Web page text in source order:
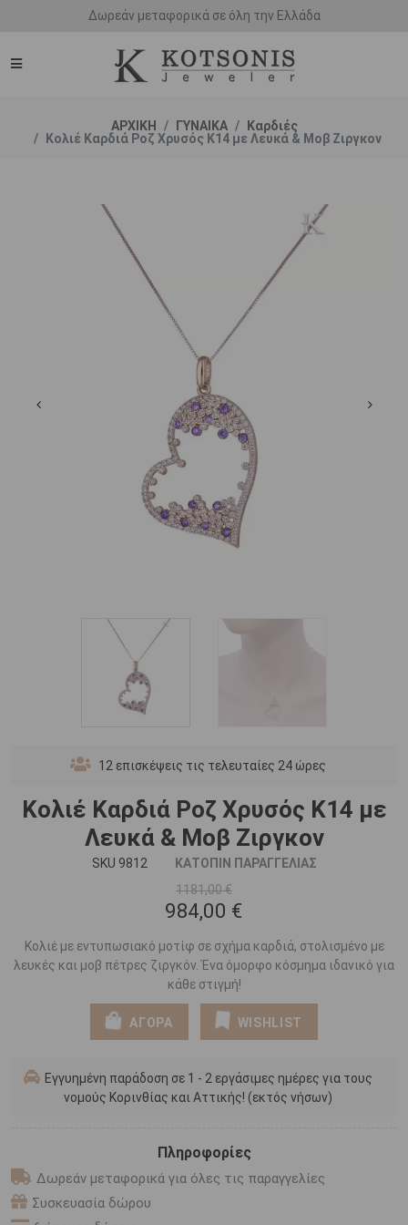
Άμεση παράδοση - Δικαίωμα επιστροφής
ΑΡΧΙΚΗ ΓΥΝΑΙΚΑ
Καρδιές
Κολιέ Καρδιά Ροζ Χρυσός Κ14 με Λευκά & Μοβ Ζιργκον
12 επισκέψεις τις τελευταίες 24 ώρες
Κολιέ Καρδιά Ροζ Χρυσός Κ14 με
Λευκά & Μοβ Ζιργκον
SKU 9812
ΚΑΤΟΠΙΝ ΠΑΡΑΓΓΕΛΙΑΣ
1181,00 €
984,00 €
Κολιέ με εντυπωσιακό μοτίφ σε σχήμα καρδιά, στολισμένο με
λευκές και μοβ πέτρες ζιργκόν. Ένα όμορφο κόσμημα ιδανικό για
κάθε στιγμή!
ΑΓΟΡΑ WISHLIST
Εγγυημένη παράδοση σε 1 - 2 εργάσιμες ημέρες για τους
νομούς Κορινθίας και Αττικής! (εκτός νήσων)
Πληροφορίες
Δωρεάν μεταφορικά για όλες τις παραγγελίες
Συσκευασία δώρου